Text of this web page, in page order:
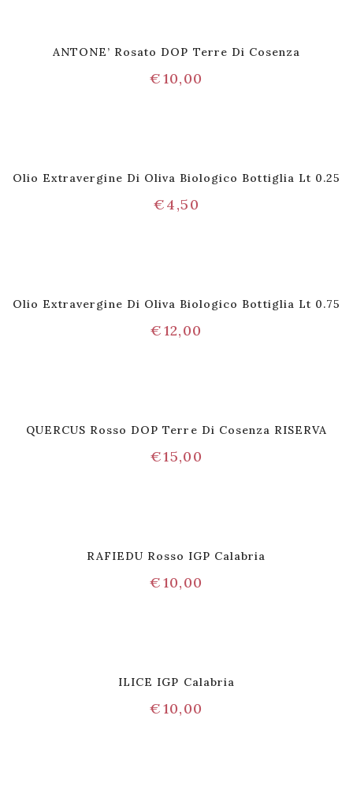
ANTONE’ Rosato DOP Terre Di Cosenza
€10,00
Olio Extravergine Di Oliva Biologico Bottiglia Lt 0.25
€4,50
Olio Extravergine Di Oliva Biologico Bottiglia Lt 0.75
€12,00
QUERCUS Rosso DOP Terre Di Cosenza RISERVA
€15,00
RAFIEDU Rosso IGP Calabria
€10,00
ILICE IGP Calabria
€10,00